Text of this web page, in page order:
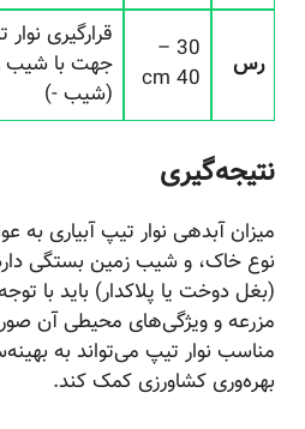
رس
30 –
40 cm
قرارگیری
جهت با شیب
(شیب -)
نتیجه‌گیری
میزان آبدهی نوار تیپ آبیاری به
نوع خاک، و شیب زمین بستگی
(بغل دوخت یا پلاکدار) باید با
مزرعه و ویژگی‌های محیطی آن
مناسب نوار تیپ می‌تواند به
بهره‌وری کشاورزی کمک کند.